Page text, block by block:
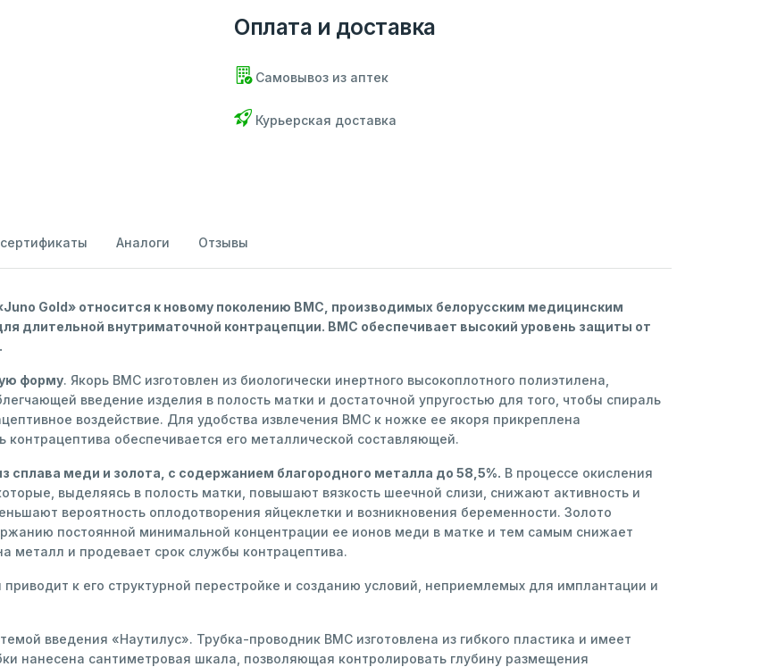
Оплата и доставка
Самовывоз из аптек
Курьерская доставка
Аналоги Отзывы
Gold» относится к новому поколению ВМС, производимых белорусским медицинским
длительной внутриматочной контрацепции. ВМС обеспечивает высокий уровень защиты от
форму. Якорь ВМС изготовлен из биологически инертного высокоплотного полиэтилена,
введение изделия в полость матки и достаточной упругостью для того, чтобы спираль
воздействие. Для удобства извлечения ВМС к ножке ее якоря прикреплена
обеспечивается его металлической составляющей.
сплава меди и золота, с содержанием благородного металла до 58,5%. В процессе окисления
выделяясь в полость матки, повышают вязкость шеечной слизи, снижают активность и
вероятность оплодотворения яйцеклетки и возникновения беременности. Золото
постоянной минимальной концентрации ее ионов меди в матке и тем самым снижает
металл и продевает срок службы контрацептива.
к его структурной перестройке и созданию условий, неприемлемых для имплантации и
введения «Наутилус». Трубка-проводник ВМС изготовлена из гибкого пластика и имеет
нанесена сантиметровая шкала, позволяющая контролировать глубину размещения